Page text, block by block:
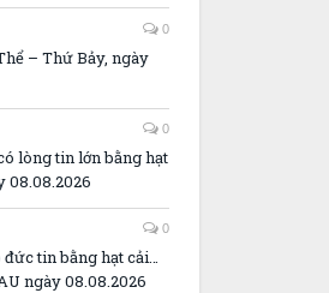
0
– Thứ Bảy, ngày
0
lòng tin lớn bằng hạt
08.08.2026
0
tin bằng hạt cải…
ngày 08.08.2026